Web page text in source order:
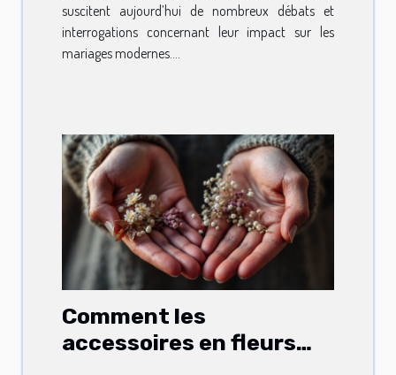
suscitent aujourd’hui de nombreux débats et
interrogations concernant leur impact sur les
mariages modernes....
Comment les
accessoires en fleurs